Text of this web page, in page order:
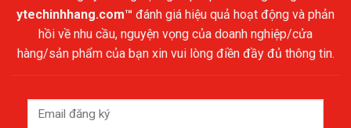
ytechinhhang.com™ đánh giá hiệu quả hoạt động và phản
hồi về nhu cầu, nguyện vọng của doanh nghiệp/cửa
hàng/sản phẩm của bạn xin vui lòng điền đầy đủ thông tin.